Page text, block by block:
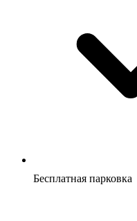
Бесплатная парковка